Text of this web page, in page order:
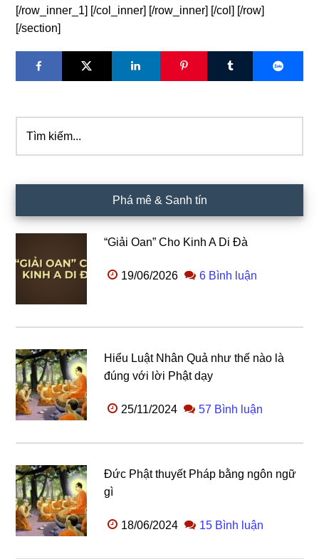
[/row_inner_1] [/col_inner] [/row_inner] [/col] [/row]
[/section]
Sidebar
chính
kiếm...
Phá mê & Sanh tín
“Giải Oan” Cho Kinh A Di Đà
19/06/2026 6 Bình luận
Hiểu Luật Nhân Quả như thế nào là
đúng với lời Phật dạy
25/11/2024 57 Bình luận
Đức Phật thuyết Pháp bằng ngôn ngữ
gì
18/06/2024 15 Bình luận